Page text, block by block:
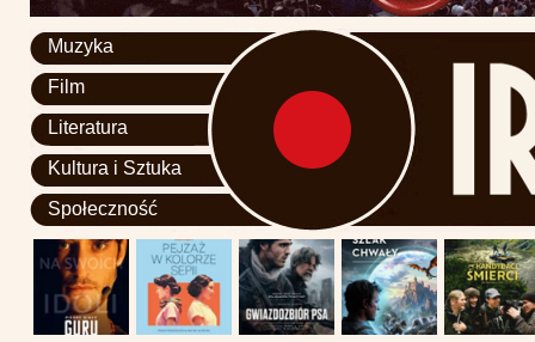
Muzyka
Film
Literatura
Kultura i Sztuka
Społeczność